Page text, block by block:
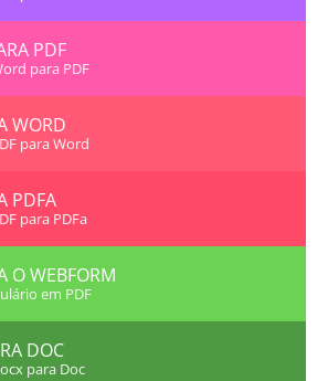
PDF
para PDF
WORD
para Word
PDFA
para PDFa
O WEBFORM
em PDF
DOC
para Doc